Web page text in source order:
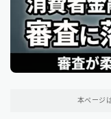
東京都の消費者金
大阪府の消費者金
本ページ